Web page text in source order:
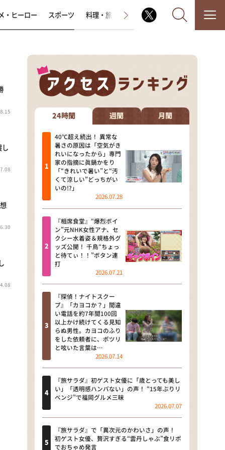
なるみ・岡村の過ぎるTV
相席食堂
これ余談なんですけど・・・
～人生密着トークバラエティ！
～ やすとものいたって真剣です
探偵！ナイトスクープ
news おかえり
河合＆A.B.C-Z塚田×福井アナ
「なんでやねん！？」（news お
かえり）
DAIGOも台所 ～きょうの献立 何
にする？～
本日はダイアンなり！シーズン２
朝だ！生です旅サラダ
教えて！ニュースライブ 正義の
ミカタ
ＬＩＦＥ～夢のカタチ～
新婚さんいらっしゃい！
ザキ山小屋本館
・ヒーロー スポーツ 料理・旅 ラジオ番組 その他
24時間 週間 月間
40℃超え続出！ 異常な
暑さの原因は「空気がき
れいになったから」専門
家の指摘に眞鍋かをり
「“きれいで暑い”と“汚
くて涼しい”どっちがい
いの!?」
2026.07.28
『相席食堂』“爆烈ボイ
ン”元NHK女性アナ、セ
クシー水着姿＆規格外グ
ッズ公開！ 千鳥“ちょっ
と待てぃ！！”ボタン連
打
2026.07.21
『探偵！ナイトスクー
プ』「カヨコか？」間違
い電話を約7年間100回
以上かけ続けてくる見知
らぬ男性。カヨコのふり
をした依頼者に、ポツリ
と呟いた言葉は…
2026.07.14
『旅サラダ』初ゲスト女優に「歳とっても美し
い」「透明感ハンパない」の声！ “15年ぶりリ
ベンジ”で福岡グルメ三昧
2026.07.07
『旅サラダ』で「異次元のかわいさ」の声！
初ゲスト女優、贅沢すぎる“雲丹しゃぶ”食リポ
でおちゃめ発言